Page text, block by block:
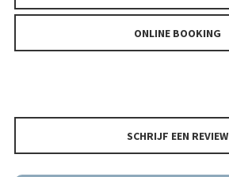
ONLINE BOOKING
SCHRIJF EEN REVIEW